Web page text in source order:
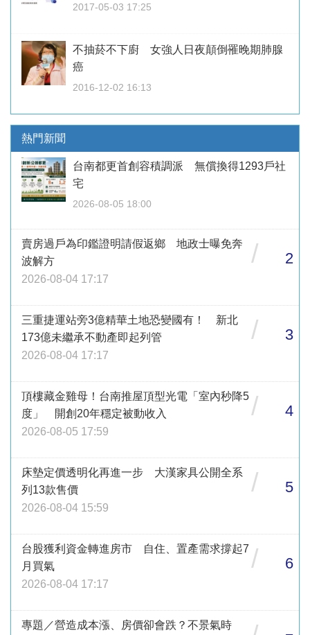
2017-05-03 17:25
不抽菸不下廚 女強人日夜顛倒罹晚期肺腺
癌
2016-12-02 16:13
熱門新聞
台南都更首創容積調派 無償換得1293戶社
宅
2026-08-05 18:00
賣房過戶為印鑑證明請假返鄉 地政士曝免奔
波解方
2026-08-04 17:17
/ 2
三重捷運站旁3億精華土地恐變國有！ 新北
173億未繼承不動產即起列管
2026-08-04 17:17
/ 3
頂樓藏金雞母！台南推屋頂型光電「室內秒降5
度」 開創20年穩定被動收入
2026-08-05 17:59
/ 4
床墊定價透明化再進一步 大漢家具公開全系
列13款售價
2026-08-04 15:59
/ 5
台股獲利資金轉進房市 自住、置產需求撐起7
月買氣
2026-08-04 17:17
/ 6
專題／營造成本漲、房價卻會跌？不景氣時